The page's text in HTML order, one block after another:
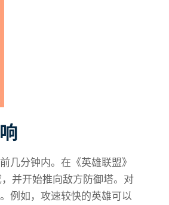
几分钟内。在《英雄联盟》
并开始推向敌方防御塔。对
例如，攻速较快的英雄可以